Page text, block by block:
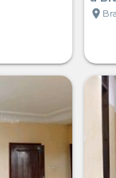
location_on